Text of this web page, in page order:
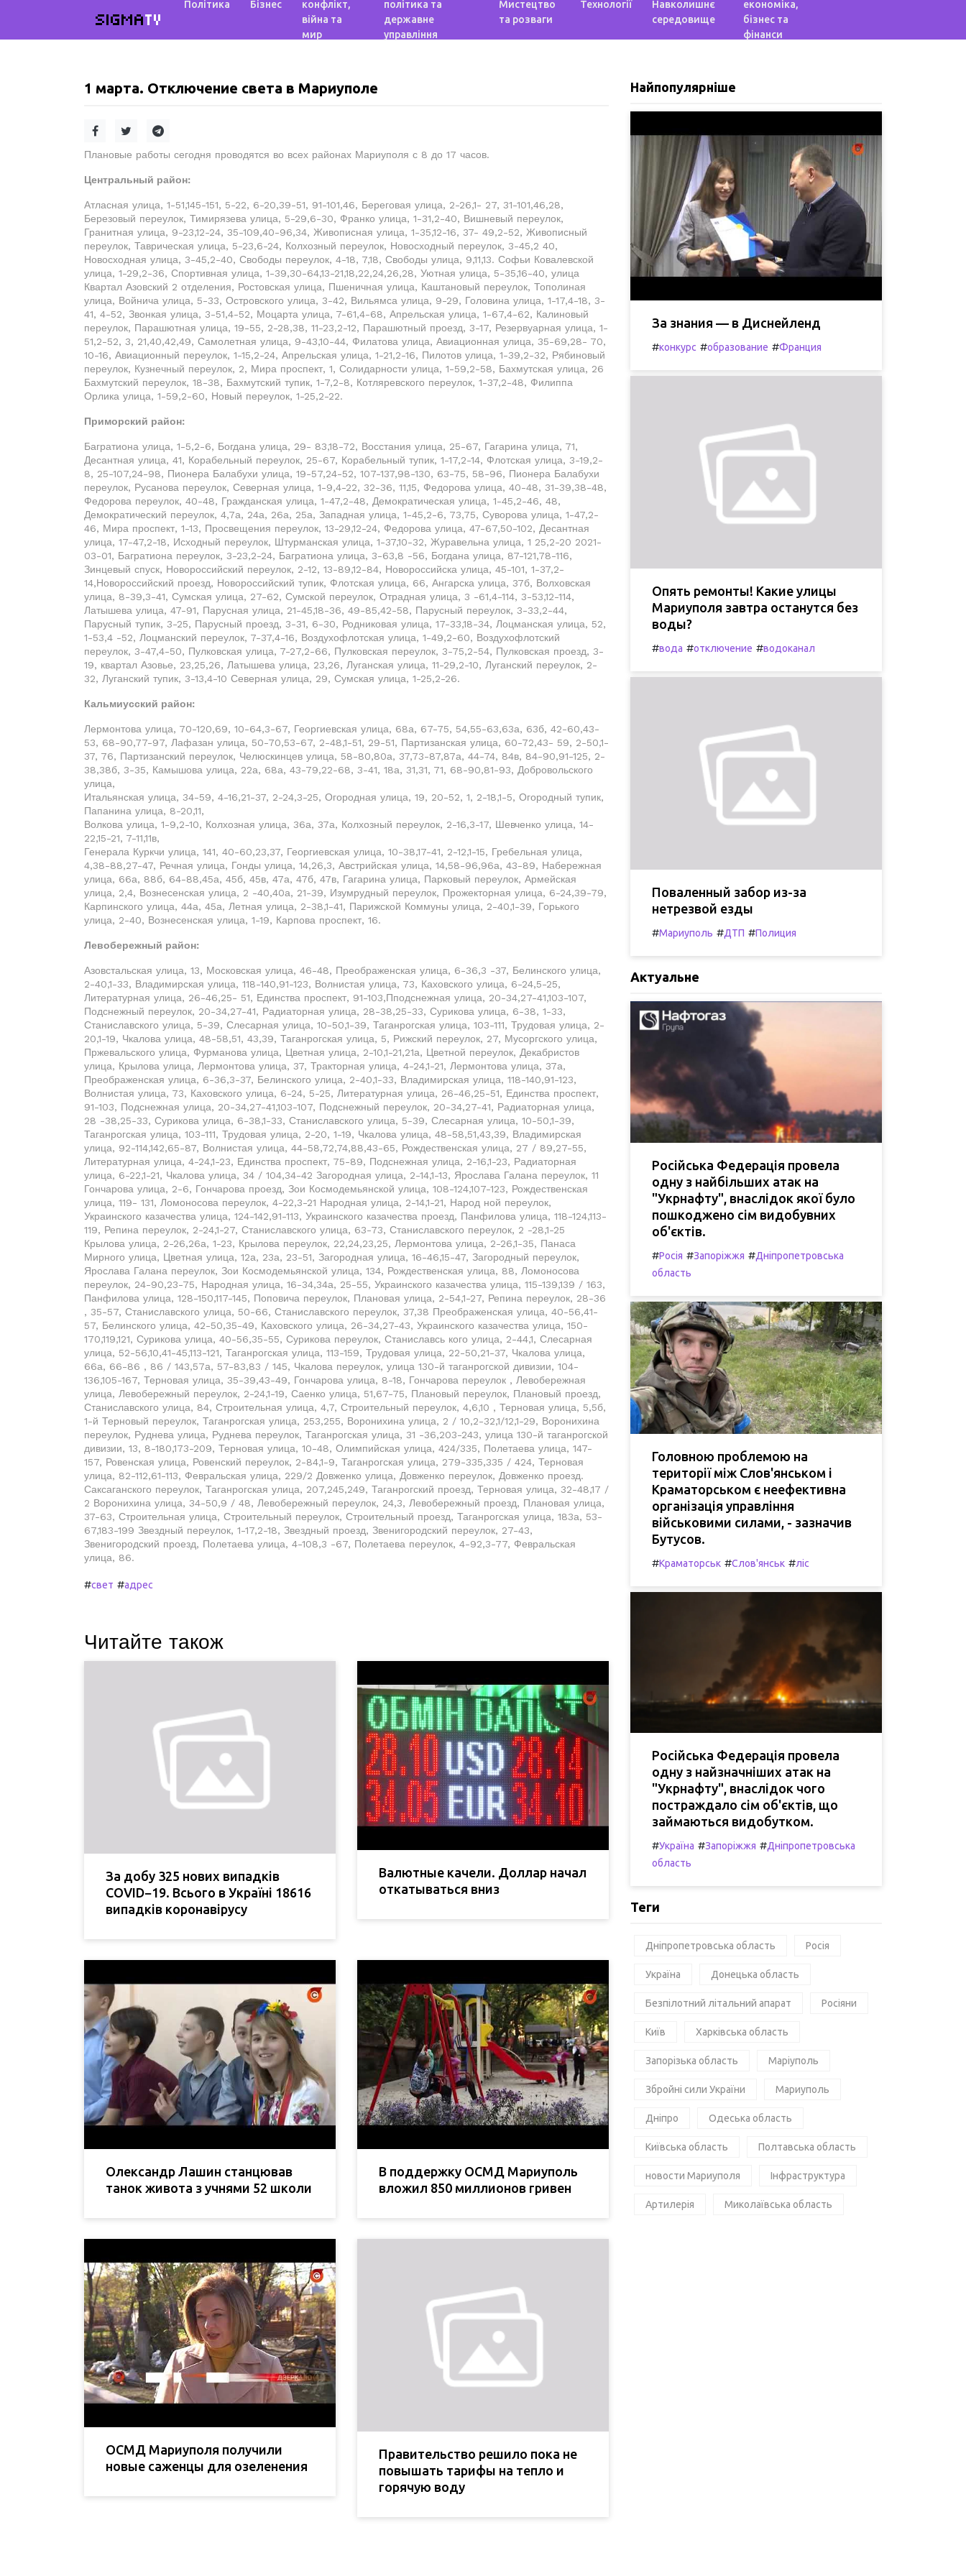
SIGMATV
Політика Бізнес
конфлікт,
війна та
мир
політика та
державне
управління
Мистецтво
та розваги
Технології
Навколишнє
середовище
економіка,
бізнес та
фінанси
1 марта. Отключение света в Мариуполе
Плановые работы сегодня проводятся во всех районах Мариуполя с 8 до 17 часов.
Центральный район:
Атласная улица, 1-51,145-151, 5-22, 6-20,39-51, 91-101,46, Береговая улица, 2-26,1- 27, 31-101,46,28,
Березовый переулок, Тимирязева улица, 5-29,6-30, Франко улица, 1-31,2-40, Вишневый переулок,
Гранитная улица, 9-23,12-24, 35-109,40-96,34, Живописная улица, 1-35,12-16, 37- 49,2-52, Живописный
переулок, Таврическая улица, 5-23,6-24, Колхозный переулок, Новосходный переулок, 3-45,2 40,
Новосходная улица, 3-45,2-40, Свободы переулок, 4-18, 7,18, Свободы улица, 9,11,13. Софьи Ковалевской
улица, 1-29,2-36, Спортивная улица, 1-39,30-64,13-21,18,22,24,26,28, Уютная улица, 5-35,16-40, улица
Квартал Азовский 2 отделения, Ростовская улица, Пшеничная улица, Каштановый переулок, Тополиная
улица, Войнича улица, 5-33, Островского улица, 3-42, Вильямса улица, 9-29, Головина улица, 1-17,4-18, 3-
41, 4-52, Звонкая улица, 3-51,4-52, Моцарта улица, 7-61,4-68, Апрельская улица, 1-67,4-62, Калиновый
переулок, Парашютная улица, 19-55, 2-28,38, 11-23,2-12, Парашютный проезд, 3-17, Резервуарная улица, 1-
51,2-52, 3, 21,40,42,49, Самолетная улица, 9-43,10-44, Филатова улица, Авиационная улица, 35-69,28- 70,
10-16, Авиационный переулок, 1-15,2-24, Апрельская улица, 1-21,2-16, Пилотов улица, 1-39,2-32, Рябиновый
переулок, Кузнечный переулок, 2, Мира проспект, 1, Солидарности улица, 1-59,2-58, Бахмутская улица, 26
Бахмутский переулок, 18-38, Бахмутский тупик, 1-7,2-8, Котляревского переулок, 1-37,2-48, Филиппа
Орлика улица, 1-59,2-60, Новый переулок, 1-25,2-22.
Приморский район:
Багратиона улица, 1-5,2-6, Богдана улица, 29- 83,18-72, Восстания улица, 25-67, Гагарина улица, 71,
Десантная улица, 41, Корабельный переулок, 25-67, Корабельный тупик, 1-17,2-14, Флотская улица, 3-19,2-
8, 25-107,24-98, Пионера Балабухи улица, 19-57,24-52, 107-137,98-130, 63-75, 58-96, Пионера Балабухи
переулок, Русанова переулок, Северная улица, 1-9,4-22, 32-36, 11,15, Федорова улица, 40-48, 31-39,38-48,
Федорова переулок, 40-48, Гражданская улица, 1-47,2-48, Демократическая улица, 1-45,2-46, 48,
Демократический переулок, 4,7а, 24а, 26а, 25а, Западная улица, 1-45,2-6, 73,75, Суворова улица, 1-47,2-
46, Мира проспект, 1-13, Просвещения переулок, 13-29,12-24, Федорова улица, 47-67,50-102, Десантная
улица, 17-47,2-18, Исходный переулок, Штурманская улица, 1-37,10-32, Журавельна улица, 1 25,2-20 2021-
03-01, Багратиона переулок, 3-23,2-24, Багратиона улица, 3-63,8 -56, Богдана улица, 87-121,78-116,
Зинцевый спуск, Новороссийский переулок, 2-12, 13-89,12-84, Новороссийска улица, 45-101, 1-37,2-
14,Новороссийский проезд, Новороссийский тупик, Флотская улица, 66, Ангарска улица, 37б, Волховская
улица, 8-39,3-41, Сумская улица, 27-62, Сумской переулок, Отрадная улица, 3 -61,4-114, 3-53,12-114,
Латышева улица, 47-91, Парусная улица, 21-45,18-36, 49-85,42-58, Парусный переулок, 3-33,2-44,
Парусный тупик, 3-25, Парусный проезд, 3-31, 6-30, Родниковая улица, 17-33,18-34, Лоцманская улица, 52,
1-53,4 -52, Лоцманский переулок, 7-37,4-16, Воздухофлотская улица, 1-49,2-60, Воздухофлотский
переулок, 3-47,4-50, Пулковская улица, 7-27,2-66, Пулковская переулок, 3-75,2-54, Пулковская проезд, 3-
19, квартал Азовье, 23,25,26, Латышева улица, 23,26, Луганская улица, 11-29,2-10, Луганский переулок, 2-
32, Луганский тупик, 3-13,4-10 Северная улица, 29, Сумская улица, 1-25,2-26.
Кальмиусский район:
Лермонтова улица, 70-120,69, 10-64,3-67, Георгиевская улица, 68а, 67-75, 54,55-63,63а, 63б, 42-60,43-
53, 68-90,77-97, Лафазан улица, 50-70,53-67, 2-48,1-51, 29-51, Партизанская улица, 60-72,43- 59, 2-50,1-
37, 76, Партизанский переулок, Челюскинцев улица, 58-80,80а, 37,73-87,87а, 44-74, 84в, 84-90,91-125, 2-
38,38б, 3-35, Камышова улица, 22а, 68а, 43-79,22-68, 3-41, 18а, 31,31, 71, 68-90,81-93, Добровольского
улица,
Итальянская улица, 34-59, 4-16,21-37, 2-24,3-25, Огородная улица, 19, 20-52, 1, 2-18,1-5, Огородный тупик,
Папанина улица, 8-20,11,
Волкова улица, 1-9,2-10, Колхозная улица, 36а, 37а, Колхозный переулок, 2-16,3-17, Шевченко улица, 14-
22,15-21, 7-11,11в,
Генерала Куркчи улица, 141, 40-60,23,37, Георгиевская улица, 10-38,17-41, 2-12,1-15, Гребельная улица,
4,38-88,27-47, Речная улица, Гонды улица, 14,26,3, Австрийская улица, 14,58-96,96а, 43-89, Набережная
улица, 66а, 88б, 64-88,45а, 45б, 45в, 47а, 47б, 47в, Гагарина улица, Парковый переулок, Армейская
улица, 2,4, Вознесенская улица, 2 -40,40а, 21-39, Изумрудный переулок, Прожекторная улица, 6-24,39-79,
Карпинского улица, 44а, 45а, Летная улица, 2-38,1-41, Парижской Коммуны улица, 2-40,1-39, Горького
улица, 2-40, Вознесенская улица, 1-19, Карпова проспект, 16.
Левобережный район:
Азовстальская улица, 13, Московская улица, 46-48, Преображенская улица, 6-36,3 -37, Белинского улица,
2-40,1-33, Владимирская улица, 118-140,91-123, Волнистая улица, 73, Каховского улица, 6-24,5-25,
Литературная улица, 26-46,25- 51, Единства проспект, 91-103,Пподснежная улица, 20-34,27-41,103-107,
Подснежный переулок, 20-34,27-41, Радиаторная улица, 28-38,25-33, Сурикова улица, 6-38, 1-33,
Станиславского улица, 5-39, Слесарная улица, 10-50,1-39, Таганрогская улица, 103-111, Трудовая улица, 2-
20,1-19, Чкалова улица, 48-58,51, 43,39, Таганрогская улица, 5, Рижский переулок, 27, Мусоргского улица,
Пржевальского улица, Фурманова улица, Цветная улица, 2-10,1-21,21а, Цветной переулок, Декабристов
улица, Крылова улица, Лермонтова улица, 37, Тракторная улица, 4-24,1-21, Лермонтова улица, 37а,
Преображенская улица, 6-36,3-37, Белинского улица, 2-40,1-33, Владимирская улица, 118-140,91-123,
Волнистая улица, 73, Каховского улица, 6-24, 5-25, Литературная улица, 26-46,25-51, Единства проспект,
91-103, Подснежная улица, 20-34,27-41,103-107, Подснежный переулок, 20-34,27-41, Радиаторная улица,
28 -38,25-33, Сурикова улица, 6-38,1-33, Станиславского улица, 5-39, Слесарная улица, 10-50,1-39,
Таганрогская улица, 103-111, Трудовая улица, 2-20, 1-19, Чкалова улица, 48-58,51,43,39, Владимирская
улица, 92-114,142,65-87, Волнистая улица, 44-58,72,74,88,43-65, Рождественская улица, 27 / 89,27-55,
Литературная улица, 4-24,1-23, Единства проспект, 75-89, Подснежная улица, 2-16,1-23, Радиаторная
улица, 6-22,1-21, Чкалова улица, 34 / 104,34-42 Загородная улица, 2-14,1-13, Ярослава Галана переулок, 11
Гончарова улица, 2-6, Гончарова проезд, Зои Космодемьянской улица, 108-124,107-123, Рождественская
улица, 119- 131, Ломоносова переулок, 4-22,3-21 Народная улица, 2-14,1-21, Народ ной переулок,
Украинского казачества улица, 124-142,91-113, Украинского казачества проезд, Панфилова улица, 118-124,113-
119, Репина переулок, 2-24,1-27, Станиславского улица, 63-73, Станиславского переулок, 2 -28,1-25
Крылова улица, 2-26,26а, 1-23, Крылова переулок, 22,24,23,25, Лермонтова улица, 2-26,1-35, Панаса
Мирного улица, Цветная улица, 12а, 23а, 23-51, Загородная улица, 16-46,15-47, Загородный переулок,
Ярослава Галана переулок, Зои Космодемьянской улица, 134, Рождественская улица, 88, Ломоносова
переулок, 24-90,23-75, Народная улица, 16-34,34а, 25-55, Украинского казачества улица, 115-139,139 / 163,
Панфилова улица, 128-150,117-145, Поповича переулок, Плановая улица, 2-54,1-27, Репина переулок, 28-36
, 35-57, Станиславского улица, 50-66, Станиславского переулок, 37,38 Преображенская улица, 40-56,41-
57, Белинского улица, 42-50,35-49, Каховского улица, 26-34,27-43, Украинского казачества улица, 150-
170,119,121, Сурикова улица, 40-56,35-55, Сурикова переулок, Станиславсь кого улица, 2-44,1, Слесарная
улица, 52-56,10,41-45,113-121, Таганрогская улица, 113-159, Трудовая улица, 22-50,21-37, Чкалова улица,
66а, 66-86 , 86 / 143,57а, 57-83,83 / 145, Чкалова переулок, улица 130-й таганрогской дивизии, 104-
136,105-167, Терновая улица, 35-39,43-49, Гончарова улица, 8-18, Гончарова переулок , Левобережная
улица, Левобережный переулок, 2-24,1-19, Саенко улица, 51,67-75, Плановый переулок, Плановый проезд,
Станиславского улица, 84, Строительная улица, 4,7, Строительный переулок, 4,6,10 , Терновая улица, 5,5б,
1-й Терновый переулок, Таганрогская улица, 253,255, Воронихина улица, 2 / 10,2-32,1/12,1-29, Воронихина
переулок, Руднева улица, Руднева переулок, Таганрогская улица, 31 -36,203-243, улица 130-й таганрогской
дивизии, 13, 8-180,173-209, Терновая улица, 10-48, Олимпийская улица, 424/335, Полетаева улица, 147-
157, Ровенская улица, Ровенский переулок, 2-84,1-9, Таганрогская улица, 279-335,335 / 424, Терновая
улица, 82-112,61-113, Февральская улица, 229/2 Довженко улица, Довженко переулок, Довженко проезд.
Саксаганского переулок, Таганрогская улица, 207,245,249, Таганрогский проезд, Терновая улица, 32-48,17 /
2 Воронихина улица, 34-50,9 / 48, Левобережный переулок, 24,3, Левобережный проезд, Плановая улица,
37-63, Строительная улица, Строительный переулок, Строительный проезд, Таганрогская улица, 183а, 53-
67,183-199 Звездный переулок, 1-17,2-18, Звездный проезд, Звенигородский переулок, 27-43,
Звенигородский проезд, Полетаева улица, 4-108,3 -67, Полетаева переулок, 4-92,3-77, Февральская
улица, 86.
#свет #адрес
Читайте також
За добу 325 нових випадків
COVID−19. Всього в Україні 18616
випадків коронавірусу
Валютные качели. Доллар начал
откатываться вниз
Олександр Лашин станцював
танок живота з учнями 52 школи
В поддержку ОСМД Мариуполь
вложил 850 миллионов гривен
ОСМД Мариуполя получили
новые саженцы для озеленения
Правительство решило пока не
повышать тарифы на тепло и
горячую воду
Найпопулярніше
За знания — в Диснейленд
#конкурс #образование #Франция
Опять ремонты! Какие улицы
Мариуполя завтра останутся без
воды?
#вода #отключение #водоканал
Поваленный забор из-за
нетрезвой езды
#Мариуполь #ДТП #Полиция
Актуальне
Російська Федерація провела
одну з найбільших атак на
"Укрнафту", внаслідок якої було
пошкоджено сім видобувних
об'єктів.
#Росія #Запоріжжя #Дніпропетровська
область
Головною проблемою на
території між Слов'янськом і
Краматорськом є неефективна
організація управління
військовими силами, - зазначив
Бутусов.
#Краматорськ #Слов'янськ #ліс
Російська Федерація провела
одну з найзначніших атак на
"Укрнафту", внаслідок чого
постраждало сім об'єктів, що
займаються видобутком.
#Україна #Запоріжжя #Дніпропетровська
область
Теги
Дніпропетровська область Росія
Україна Донецька область
Безпілотний літальний апарат Росіяни
Київ Харківська область
Запорізька область Маріуполь
Збройні сили України Мариуполь
Дніпро Одеська область
Київська область Полтавська область
новости Мариуполя Інфраструктура
Артилерія Миколаївська область